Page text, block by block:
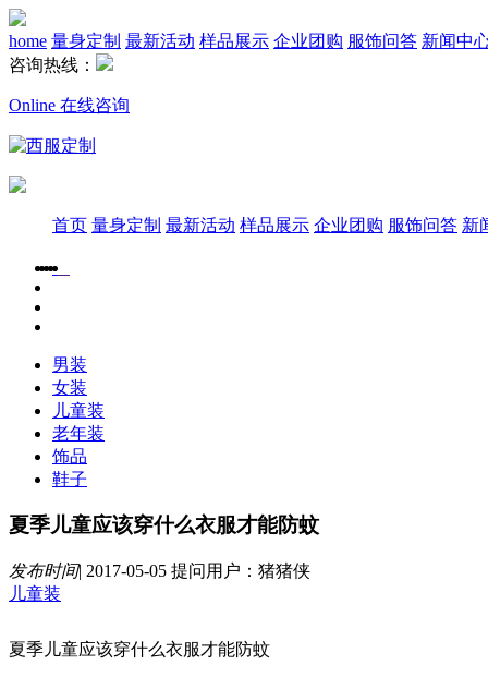
home 量身定制 最新活动 样品展示 企业团购 服饰问答 新闻中
咨询热线：
Online 在线咨询
首页 量身定制 最新活动 样品展示 企业团购 服饰问答 新
男装
女装
儿童装
老年装
饰品
鞋子
夏季儿童应该穿什么衣服才能防蚊
发布时间| 2017-05-05 提问用户：猪猪侠
儿童装
夏季儿童应该穿什么衣服才能防蚊